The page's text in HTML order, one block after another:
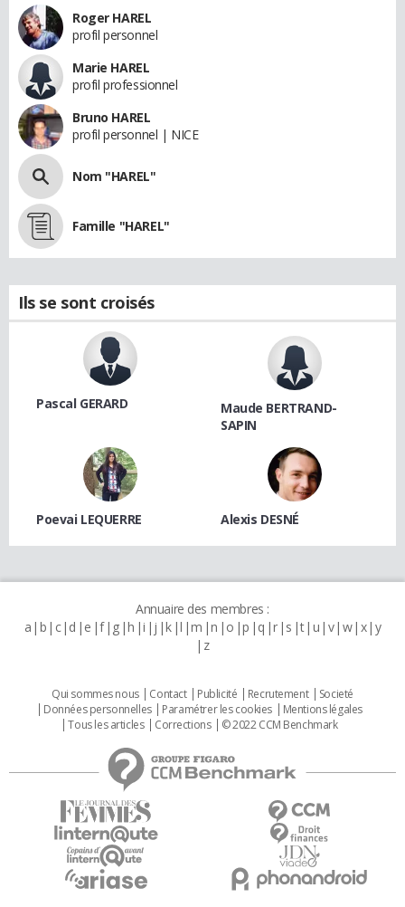
Roger HAREL
profil personnel
Marie HAREL
profil professionnel
Bruno HAREL
profil personnel | NICE
Nom "HAREL"
Famille "HAREL"
Ils se sont croisés
Pascal GERARD
Maude BERTRAND-
SAPIN
Poevai LEQUERRE Alexis DESNÉ
Annuaire des membres :
a b c d e f g h i j k l m n o p q r s t u v w x y
z
Qui sommes nous Contact Publicité Recrutement
Societé
Données personnelles
Paramétrer les cookies
Mentions légales
Tous les articles
Corrections © 2022 CCM Benchmark